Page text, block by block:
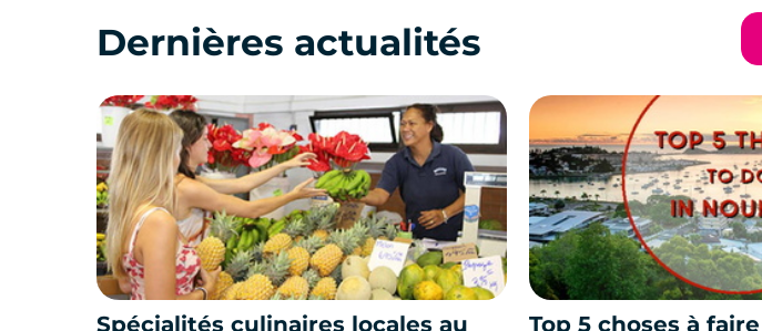
Dernières actualités
Spécialités culinaires locales au Top 5 choses à